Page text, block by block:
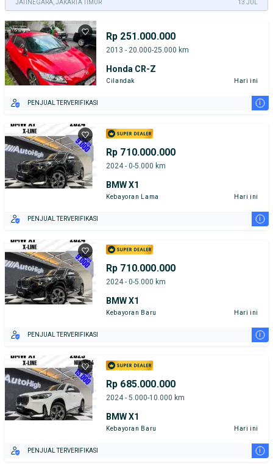
JATINEGARA, JAKARTA TIMUR 13 JUL
Rp 251.000.000
2013 - 20.000-25.000 km
Honda CR-Z
Cilandak Hari ini
PENJUAL TERVERIFIKASI i
Rp 710.000.000
2024 - 0-5.000 km
BMW X1
Kebayoran Lama Hari ini
PENJUAL TERVERIFIKASI i
Rp 710.000.000
2024 - 0-5.000 km
BMW X1
Kebayoran Baru Hari ini
PENJUAL TERVERIFIKASI i
Rp 685.000.000
2024 - 5.000-10.000 km
BMW X1
Kebayoran Baru Hari ini
PENJUAL TERVERIFIKASI i